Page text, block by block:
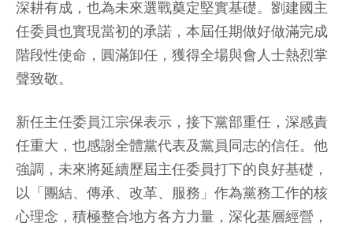
深耕有成，也為未來選戰奠定堅實基礎。劉建國主
任委員也實現當初的承諾，本屆任期做好做滿完成
階段性使命，圓滿卸任，獲得全場與會人士熱烈掌
聲致敬。
新任主任委員江宗保表示，接下黨部重任，深感責
任重大，也感謝全體黨代表及黨員同志的信任。他
強調，未來將延續歷屆主任委員打下的良好基礎，
以「團結、傳承、改革、服務」作為黨務工作的核
心理念，積極整合地方各方力量，深化基層經營，